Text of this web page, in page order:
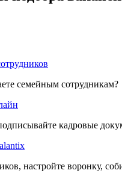
семейным сотрудникам?
кадровые
настройте воронку,